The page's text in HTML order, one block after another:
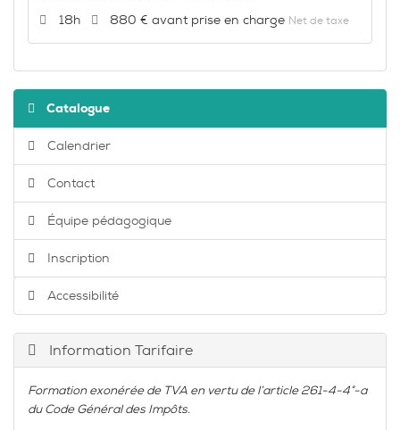
Durée :
18h Prix :
880 € Net de taxe
Catalogue
Calendrier
Contact
Équipe pédagogique
Inscription
Accessibilité
Information Tarifaire
Formation exonérée de TVA en vertu de l’article 261-4-4°-a
du Code Général des Impôts.